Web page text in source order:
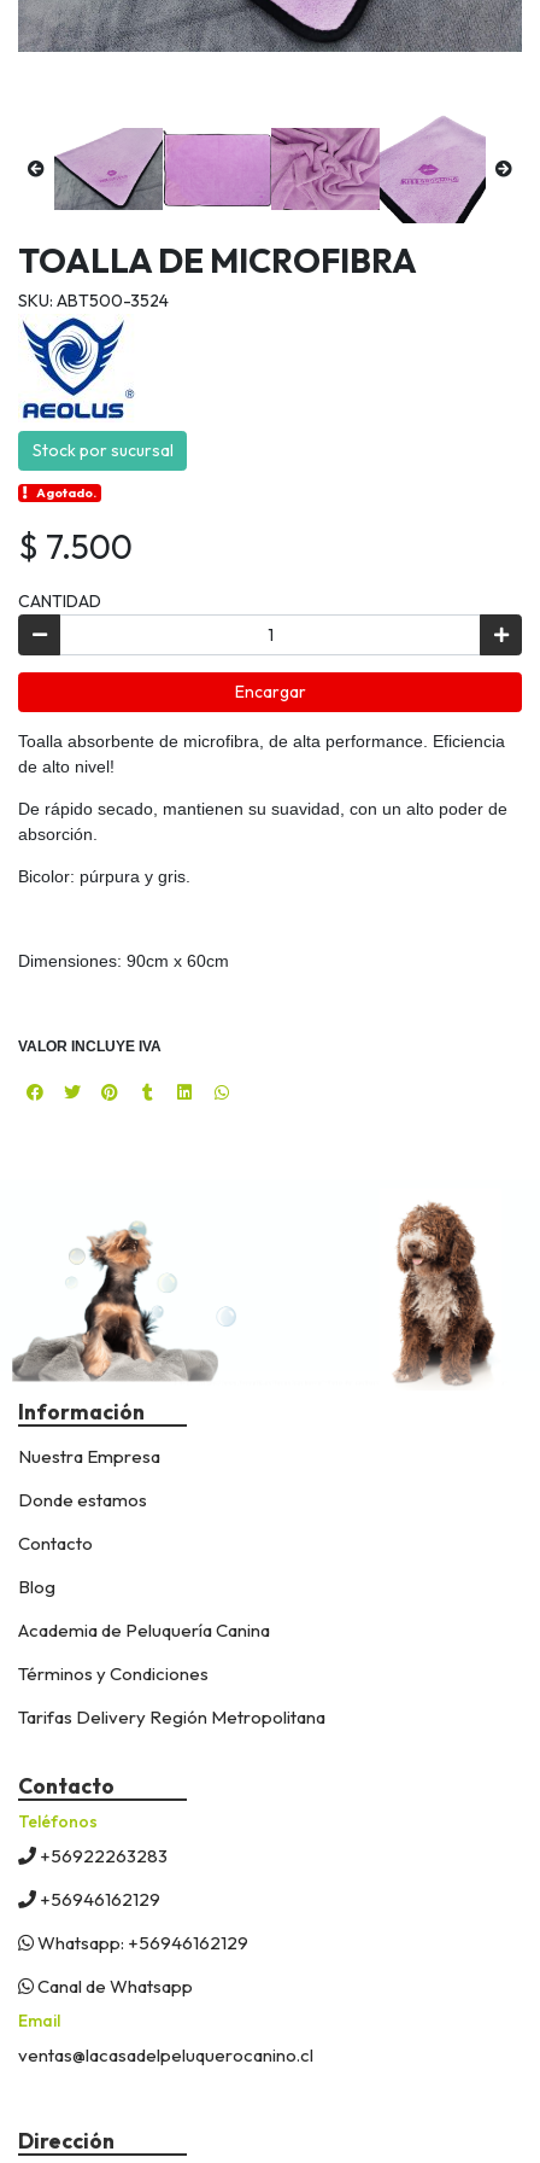
TOALLA DE MICROFIBRA
SKU: ABT500-3524
Stock por sucursal
Agotado.
$ 7.500
CANTIDAD
Encargar
Toalla absorbente de microfibra, de alta performance. Eficiencia
de alto nivel!
De rápido secado, mantienen su suavidad, con un alto poder de
absorción.
Bicolor: púrpura y gris.
Dimensiones: 90cm x 60cm
VALOR INCLUYE IVA
Información
Nuestra Empresa
Donde estamos
Contacto
Blog
Academia de Peluquería Canina
Términos y Condiciones
Tarifas Delivery Región Metropolitana
Contacto
Teléfonos
+56922263283
+56946162129
Whatsapp: +56946162129
Canal de Whatsapp
Email
ventas@lacasadelpeluquerocanino.cl
Dirección